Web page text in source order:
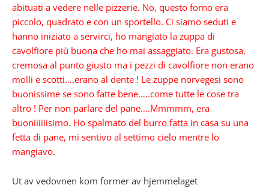
abituati a vedere nelle pizzerie. No, questo forno era
piccolo, quadrato e con un sportello. Ci siamo seduti e
hanno iniziato a servirci, ho mangiato la zuppa di
cavolfiore più buona che ho mai assaggiato. Era gustosa,
cremosa al punto giusto ma i pezzi di cavolfiore non erano
molli e scotti….erano al dente ! Le zuppe norvegesi sono
buonissime se sono fatte bene…..come tutte le cose tra
altro ! Per non parlare del pane….Mmmmm, era
buoniiiiiisimo. Ho spalmato del burro fatta in casa su una
fetta di pane, mi sentivo al settimo cielo mentre lo
mangiavo.
Ut av vedovnen kom former av hjemmelaget